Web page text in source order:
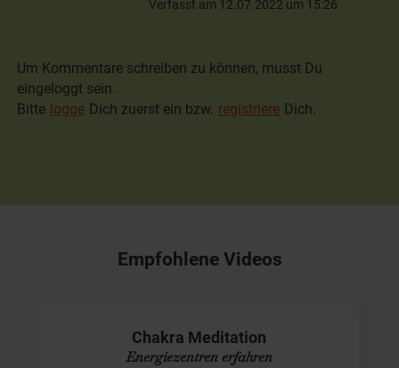
Verfasst am 12.07.2022 um 15:26
Um Kommentare schreiben zu können, musst Du
eingeloggt sein.
Bitte logge Dich zuerst ein bzw. registriere Dich.
Empfohlene Videos
Chakra Meditation
Energiezentren erfahren